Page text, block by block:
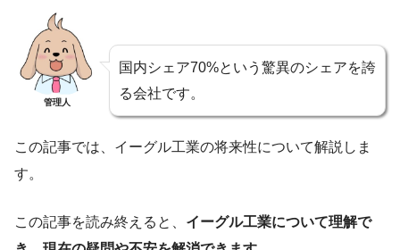
管理人
国内シェア70%という驚異のシェアを誇
る会社です。
この記事では、イーグル工業の将来性について解説しま
す。
この記事を読み終えると、 イーグル工業について理解で